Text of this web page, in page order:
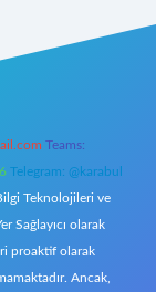
Teams:
Telegram: @karabul
Teknolojileri ve
Sağlayıcı olarak
proaktif olarak
Ancak,